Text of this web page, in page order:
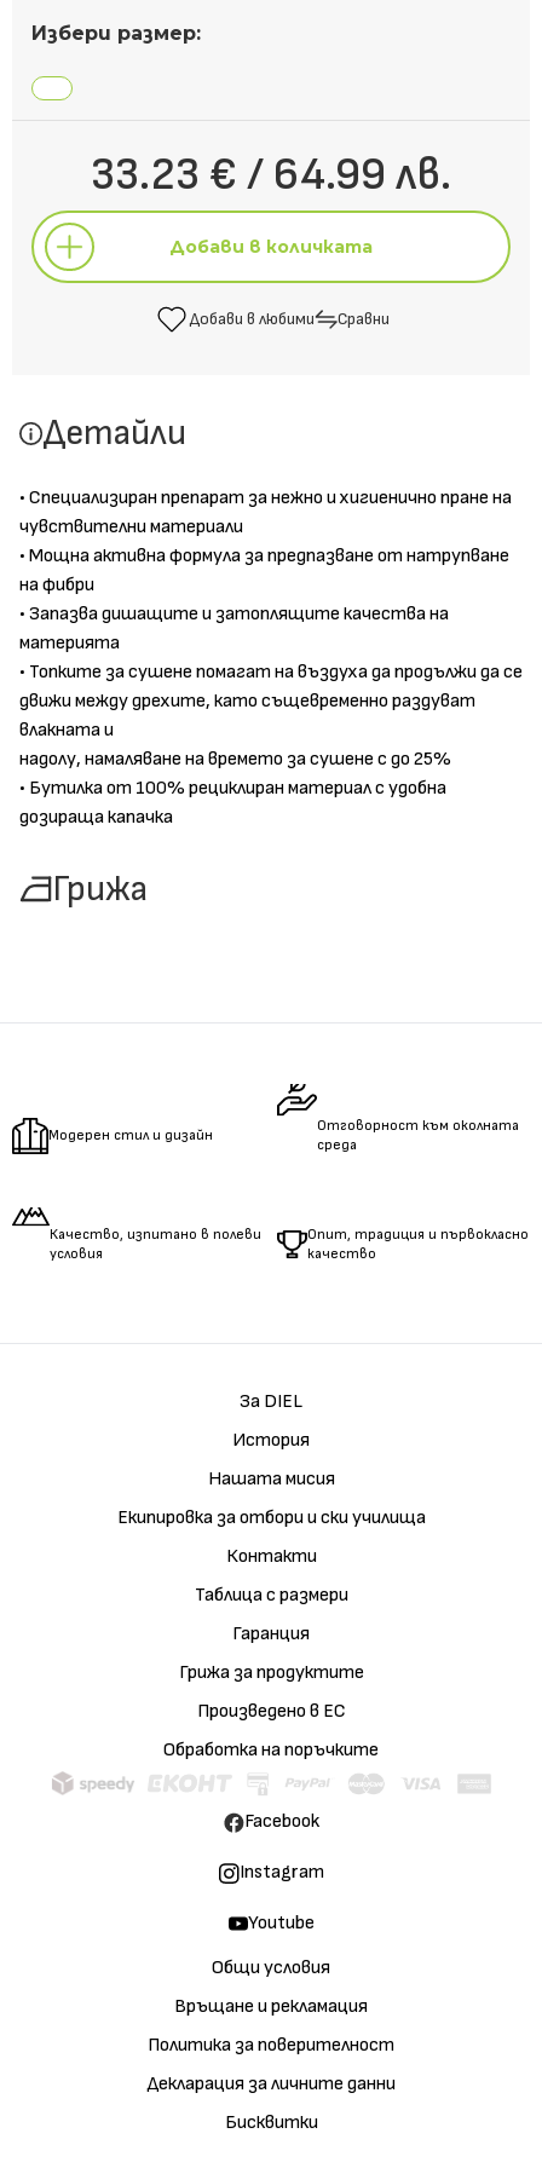
Избери размер:
33.23 € / 64.99 лв.
Добави в количката
Добави в любими Сравни
Детайли
• Специализиран препарат за нежно и хигиенично пране на
чувствителни материали
• Мощна активна формула за предпазване от натрупване
на фибри
• Запазва дишащите и затоплящите качества на
материята
• Топките за сушене помагат на въздуха да продължи да се
движи между дрехите, като същевременно раздуват
влакната и
надолу, намаляване на времето за сушене с до 25%
• Бутилка от 100% рециклиран материал с удобна
дозираща капачка
Грижа
Модерен стил и дизайн
Отговорност към околната
среда
Качество, изпитано в полеви
условия
Опит, традиция и първокласно
качество
За DIEL
История
Нашата мисия
Екипировка за отбори и ски училища
Контакти
Таблица с размери
Гаранция
Грижа за продуктите
Произведено в ЕС
Обработка на поръчките
Общи условия
Връщане и рекламация
Политика за поверителност
Декларация за личните данни
Бисквитки
Facebook
Instagram
Youtube